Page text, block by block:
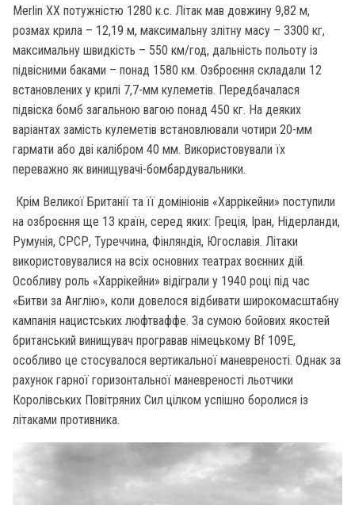
Merlin XX потужністю 1280 к.с. Літак мав довжину 9,82 м,
розмах крила – 12,19 м, максимальну злітну масу – 3300 кг,
максимальну швидкість – 550 км/год, дальність польоту із
підвісними баками – понад 1580 км. Озброєння складали 12
встановлених у крилі 7,7-мм кулеметів. Передбачалася
підвіска бомб загальною вагою понад 450 кг. На деяких
варіантах замість кулеметів встановлювали чотири 20-мм
гармати або дві калібром 40 мм. Використовували їх
переважно як винищувачі-бомбардувальники.
Крім Великої Британії та її домініонів «Харрікейни» поступили
на озброєння ще 13 країн, серед яких: Греція, Іран, Нідерланди,
Румунія, СРСР, Туреччина, Фінляндія, Югославія. Літаки
використовувалися на всіх основних театрах воєнних дій.
Особливу роль «Харрікейни» відіграли у 1940 році під час
«Битви за Англію», коли довелося відбивати широкомасштабну
кампанія нацистських люфтваффе. За сумою бойових якостей
британський винищувач програвав німецькому Bf 109E,
особливо це стосувалося вертикальної маневреності. Однак за
рахунок гарної горизонтальної маневреності льотчики
Королівських Повітряних Сил цілком успішно боролися із
літаками противника.